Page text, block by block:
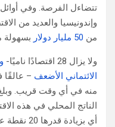
تتضاءل الفرصة. وفي
وإندونيسيا والعديد من
من 50 مليار دولار
ولا يزال 28 اقتصادًا ناميًا-
الائتماني الأضعف –
منه في أي وقت قريب.
أي بزيادة